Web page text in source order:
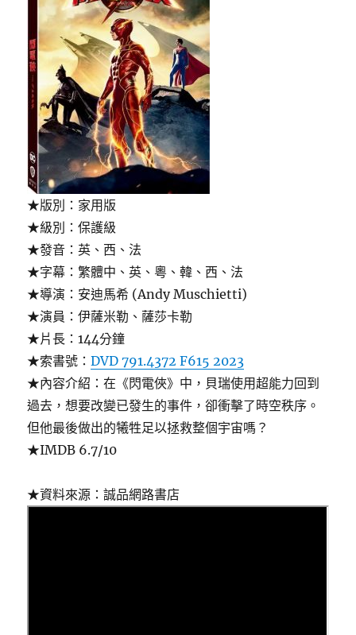
★版別：家用版
★級別：保護級
★發音：英、西、法
★字幕：繁體中、英、粵、韓、西、法
★導演：安迪馬希 (Andy Muschietti)
★演員：伊薩米勒、薩莎卡勒
★片長：144分鐘
★索書號：DVD 791.4372 F615 2023
★內容介紹：在《閃電俠》中，貝瑞使用超能力回到
過去，想要改變已發生的事件，卻衝擊了時空秩序。
但他最後做出的犧牲足以拯救整個宇宙嗎？
★IMDB 6.7/10
★資料來源：誠品網路書店